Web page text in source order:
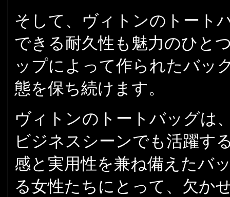
そして、ヴィトンのトート
できる耐久性も魅力のひと
ップによって作られたバッ
態を保ち続けます。
ヴィトンのトートバッグは
ビジネスシーンでも活躍す
感と実用性を兼ね備えたバ
る女性たちにとって、欠か